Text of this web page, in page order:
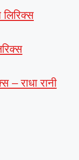
– राधा रानी